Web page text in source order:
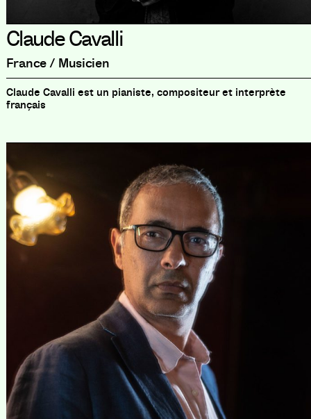
Claude Cavalli
France / Musicien
Claude Cavalli est un pianiste, compositeur et interprète
français